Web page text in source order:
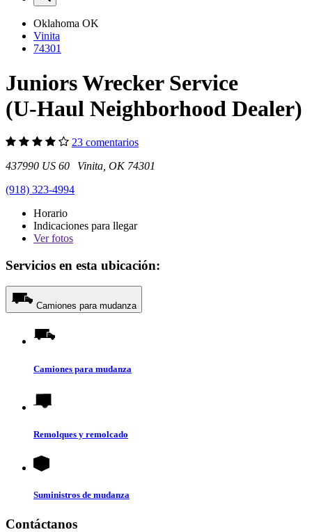
Oklahoma OK
Vinita
74301
Juniors Wrecker Service
(U-Haul Neighborhood Dealer)
23 comentarios
437990 US 60 Vinita, OK 74301
(918) 323-4994
Horario
Indicaciones para llegar
Verfotos
Servicios en esta ubicación:
Camiones para mudanza
Camiones para mudanza
Remolques y remolcado
Suministros de mudanza
Contáctanos